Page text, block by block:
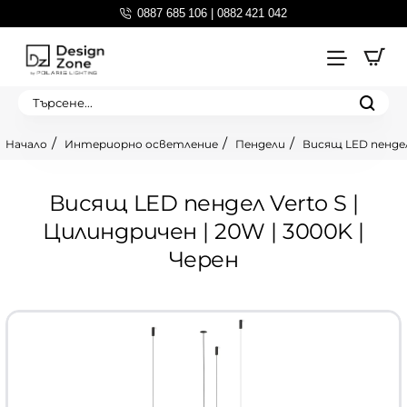
0887 685 106 | 0882 421 042
Търсене...
Висящ LED пендел Verto S |
Цилиндричен | 20W | 3000K |
Черен
Интериорно осветление Пендели Висящ LED